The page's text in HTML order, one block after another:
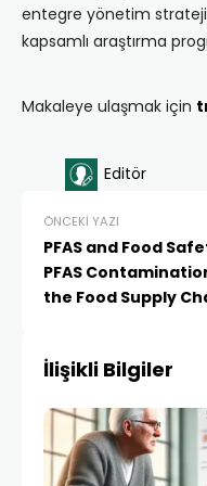
entegre yönetim
kapsamlı araştırma
Makaleye ulaşmak için
Editör
ÖNCEKI YAZI
PFAS and Food
PFAS
the Food Supply
İlişikli Bilgiler